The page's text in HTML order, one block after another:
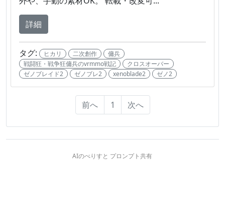
詳細
タグ: ヒカリ 二次創作
傭兵
戦闘狂・戦争狂傭兵のvrmmo戦記
クロスオーバー
ゼノブレイド2
ゼノブレ2 xenoblade2 ゼノ2
前へ 1 次へ
AIのべりすと プロンプト共有